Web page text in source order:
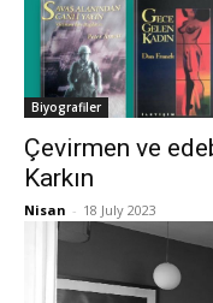
Biyografiler
Çevirmen ve
Karkın
Nisan - 18 July 2023